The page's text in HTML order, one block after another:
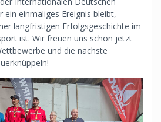
einmaliges Ereignis bleibt,
langfristigen Erfolgsgeschichte im
ist. Wir freuen uns schon jetzt
und die nächste